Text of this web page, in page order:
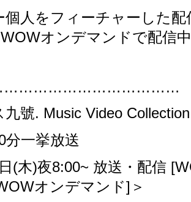
個人をフィーチャーした配
オンデマンドで配信中
九號. Music Video Collection
分一挙放送
(木)夜8:00~ 放送・配信
オンデマンド]＞